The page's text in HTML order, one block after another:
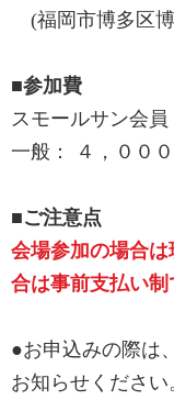
(福岡市博多区博
■参加費
スモールサン会
一般： ４，００
■ご注意点
会場参加の場合
合は事前支払い制
●お申込みの際は
お知らせください